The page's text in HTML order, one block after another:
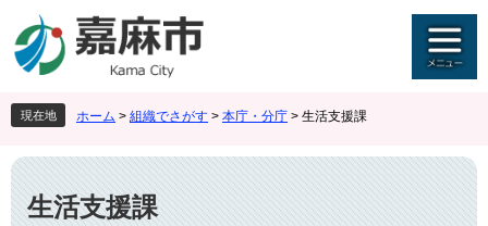
ジ
先
頭
す
。
ュ
を
飛
し
て
本
現在地 ホーム > 組織でさがす > 本庁・分庁 > 生活支援課
本
文
生活支援課